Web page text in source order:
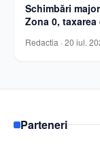
Schimbări
Zona 0,
Redactia · 20 iul.
Parteneri